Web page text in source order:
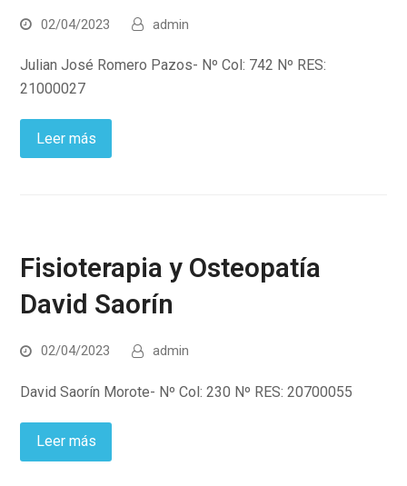
02/04/2023 admin
Julian José Romero Pazos- Nº Col: 742 Nº RES:
21000027
Leer más
Fisioterapia y Osteopatía
David Saorín
02/04/2023 admin
David Saorín Morote- Nº Col: 230 Nº RES: 20700055
Leer más